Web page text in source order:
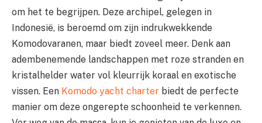
om het te begrijpen. Deze archipel, gelegen in
Indonesië, is beroemd om zijn indrukwekkende
Komodovaranen, maar biedt zoveel meer. Denk aan
adembenemende landschappen met roze stranden en
kristalhelder water vol kleurrijk koraal en exotische
vissen. Een Komodo yacht charter biedt de perfecte
manier om deze ongerepte schoonheid te verkennen.